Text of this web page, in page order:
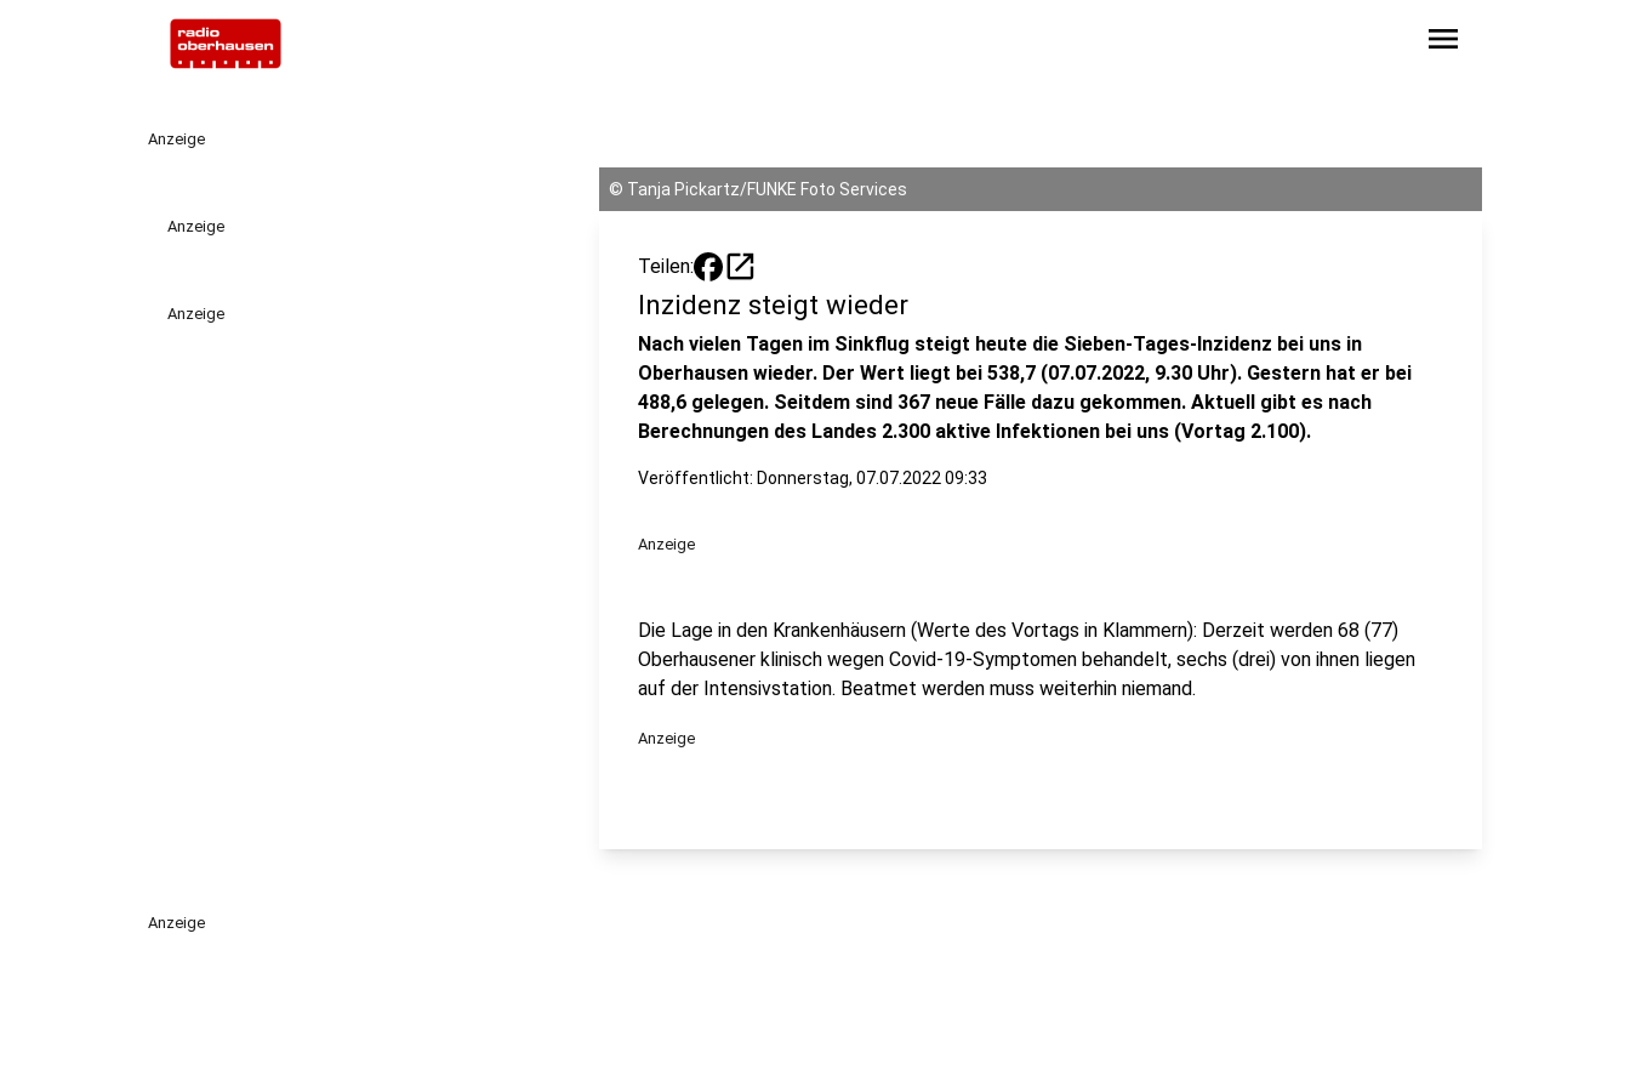
menu
Anzeige
Anzeige
Anzeige
© Tanja Pickartz/FUNKE Foto Services
Teilen: open_in_new
Inzidenz steigt wieder
Nach vielen Tagen im Sinkflug steigt heute die Sieben-Tages-Inzidenz bei uns in
Oberhausen wieder. Der Wert liegt bei 538,7 (07.07.2022, 9.30 Uhr). Gestern hat er bei
488,6 gelegen. Seitdem sind 367 neue Fälle dazu gekommen. Aktuell gibt es nach
Berechnungen des Landes 2.300 aktive Infektionen bei uns (Vortag 2.100).
Veröffentlicht: Donnerstag, 07.07.2022 09:33
Anzeige
Die Lage in den Krankenhäusern (Werte des Vortags in Klammern): Derzeit werden 68 (77)
Oberhausener klinisch wegen Covid-19-Symptomen behandelt, sechs (drei) von ihnen liegen
auf der Intensivstation. Beatmet werden muss weiterhin niemand.
Anzeige
Anzeige